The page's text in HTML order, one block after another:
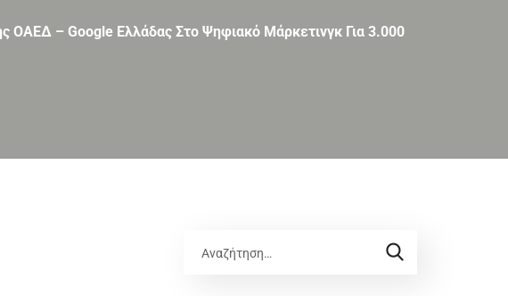
ΟΑΕΔ – Google Ελλάδας Στο Ψηφιακό Μάρκετινγκ Για 3.000